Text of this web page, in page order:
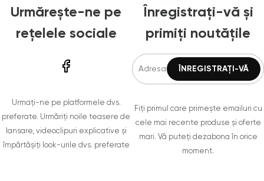
Urmărește-ne pe
rețelele sociale
Urmați-ne pe platformele dvs.
preferate. Urmăriți noile teasere de
lansare, videoclipuri explicative și
împărtășiți look-urile dvs. preferate
Înregistrați-vă și
primiți noutățile
Fiți primul care primește emailuri cu
cele mai recente produse și oferte
mari. Vă puteți dezabona în orice
moment.